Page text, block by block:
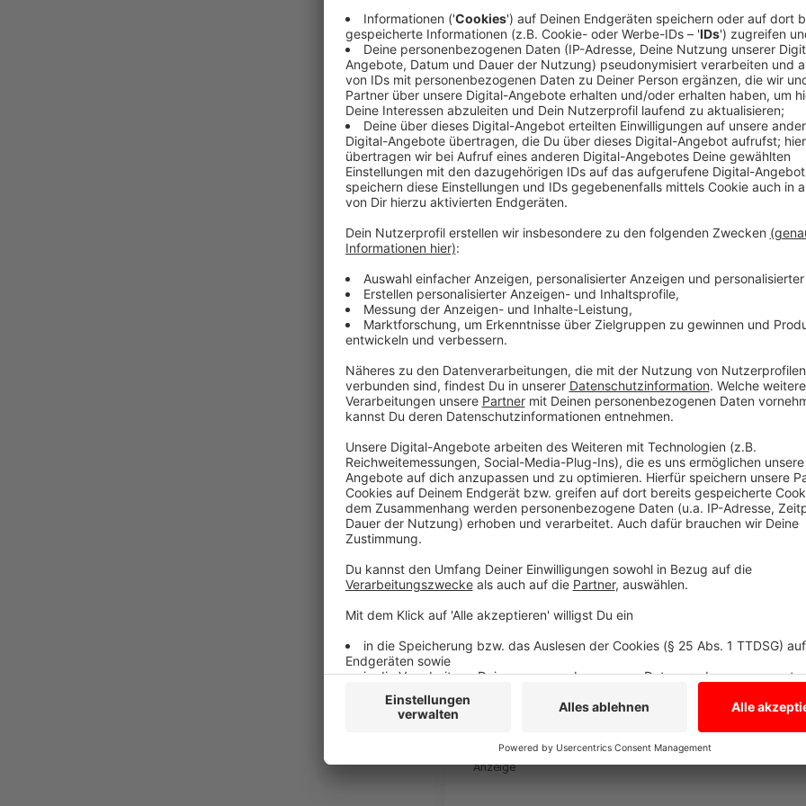
Anzeige
Am Freitag (05.06.) haben Verteter der Initiative
Januar hatte sich die "Aktive Liste" gegründet. Die
Ratsmitglied Rüdiger Sagel (r.) und dem
Reiter (l.) als prominenten Köpfen setzt sich für
Kommunalwahl will sie ein Angebot für eine bessere
machen. Durch die Coronakrise ist es aber schwer,
geforderten gut 1000 Unterstützer-Unterschriften zu
Anzeige
Die "Aktive Liste" hofft jetzt auf das
Sagel im ANTENNE MÜNSTER-Interview. Das
der in Coronazeiten bei der Kommualwahl auf
Anzeige
Sagel: "Aktive Liste" ausgebremst
Anzeige
Bis zum 26. Juni will die aktive Liste jetzt
dann bei einer Versammlung die Kandidaten für
Anzeige